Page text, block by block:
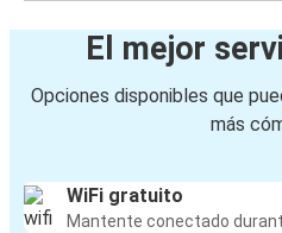
El mejor
Opciones disponibles que
más
WiFi gratuito
Mantente conectado